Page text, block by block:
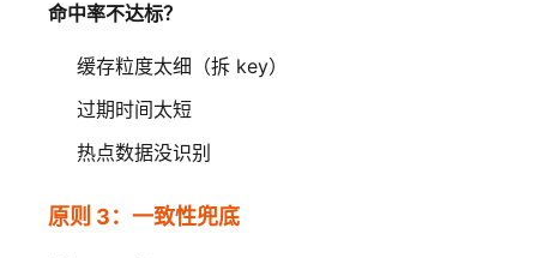
命中率不达标？
缓存粒度太细（拆 key）
过期时间太短
热点数据没识别
原则 3：一致性兜底